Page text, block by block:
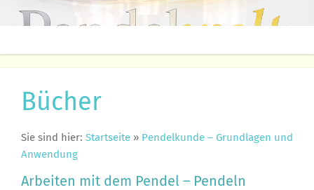
Bücher
Sie sind hier: Startseite » Pendelkunde – Grundlagen und
Anwendung
Arbeiten mit dem Pendel – Pendeln